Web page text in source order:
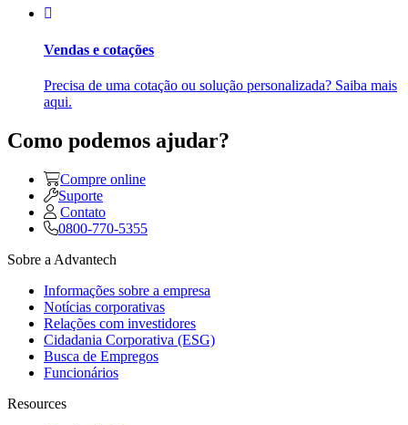
Vendas e cotações
Precisa de uma cotação ou solução personalizada? Saiba mais
aqui.
Como podemos ajudar?
Compre online
Suporte
Contato
0800-770-5355
Sobre a Advantech
Informações sobre a empresa
Notícias corporativas
Relações com investidores
Cidadania Corporativa (ESG)
Busca de Empregos
Funcionários
Resources